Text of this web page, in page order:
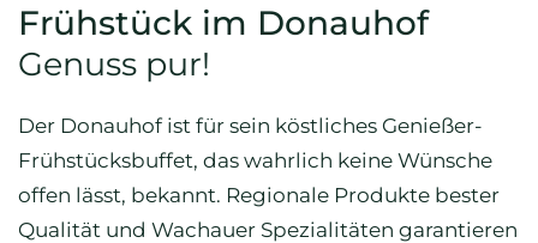
Frühstück im Donauhof
Genuss pur!
Der Donauhof ist für sein köstliches Genießer-
Frühstücksbuffet, das wahrlich keine Wünsche
offen lässt, bekannt. Regionale Produkte bester
Qualität und Wachauer Spezialitäten garantieren